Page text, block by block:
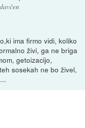
ima firmo vidi, koliko
živi, ga ne briga
getoizacijo,
sosekah ne bo živel,